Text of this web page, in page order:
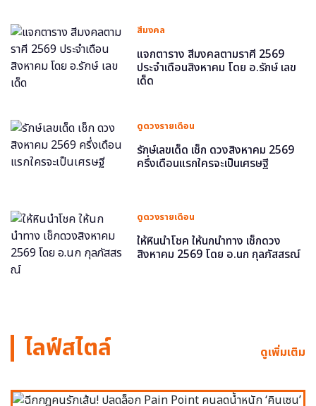
สีมงคล
แจกตาราง สีมงคลตามราศี 2569
ประจำเดือนสิงหาคม โดย อ.รักษ์ เลข
เด็ด
ดูดวงรายเดือน
รักษ์เลขเด็ด เช็ก ดวงสิงหาคม 2569
ครึ่งเดือนแรกใครจะเป็นเศรษฐี
ดูดวงรายเดือน
ให้หินนำโชค ให้นกนำทาง เช็กดวง
สิงหาคม 2569 โดย อ.นก กุลภัสสรณ์
ไลฟ์สไตล์ ดูเพิ่มเติม